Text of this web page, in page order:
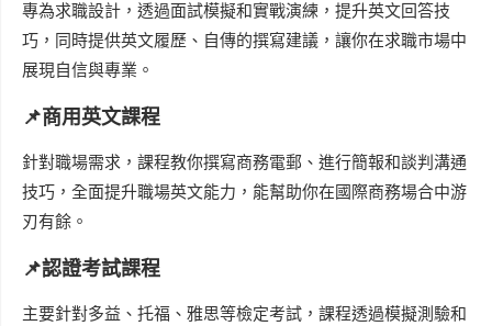
專為求職設計，透過面試模擬和實戰演練，提升英文回答技
巧，同時提供英文履歷、自傳的撰寫建議，讓你在求職市場中
展現自信與專業。
📌商用英文課程
針對職場需求，課程教你撰寫商務電郵、進行簡報和談判溝通
技巧，全面提升職場英文能力，能幫助你在國際商務場合中游
刃有餘。
📌認證考試課程
主要針對多益、托福、雅思等檢定考試，課程透過模擬測驗和